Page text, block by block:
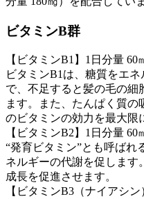
ビタミンB群
【ビタミンB1】1日分量 60
ビタミンB1は、糖質をエ
で、不足すると髪の毛の細
ます。また、たんぱく質
のビタミンの効力を最大限
【ビタミンB2】1日分量 60
“発育ビタミン”とも呼ばれ
ネルギーの代謝を促します
成長を促進させます。
【ビタミンB3（ナイアシ